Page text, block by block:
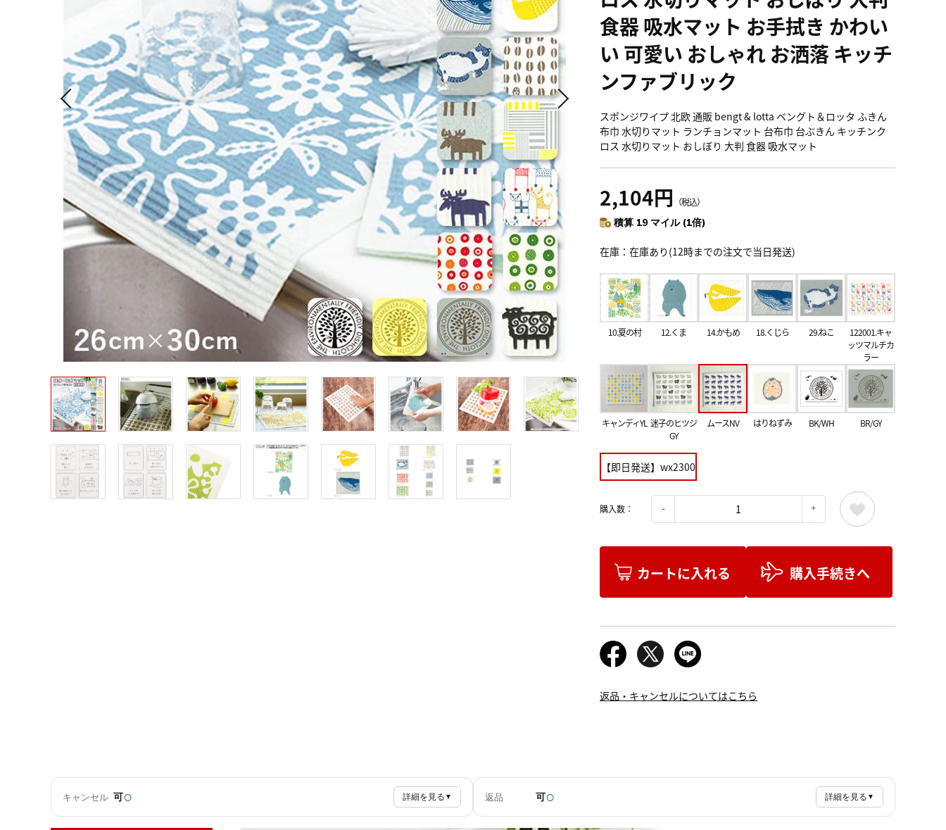
食器 吸水マット お手拭き かわい
い 可愛い おしゃれ お洒落 キッチ
ンファブリック
スポンジワイプ 北欧 通販 bengt & lotta ベングト＆ロッタ ふきん
布巾 水切りマット ランチョンマット 台布巾 台ぶきん キッチンク
ロス 水切りマット おしぼり 大判 食器 吸水マット
2,104円 （税込）
積算 19 マイル (1倍)
在庫 在庫あり(12時までの注文で当日発送)
10.夏の村 12.くま 14.かもめ 18.くじら 29.ねこ
122001.キャ
ッツマルチカ
ラー
キャンディYL 迷子のヒツジ
GY
ムースNV はりねずみ BK/WH BR/GY
【即日発送】wx2300
購入数：
カートに入れる 購入手続きへ
返品・キャンセルについてはこちら
キャンセル 可○ 詳細を見る ▼ 返品 可○ 詳細を見る ▼